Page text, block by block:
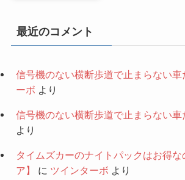
最近のコメント
信号機のない横断歩道で止まらない車
ーボ より
信号機のない横断歩道で止まらない車
より
タイムズカーのナイトパックはお得な
ア】
に ツインターボ より